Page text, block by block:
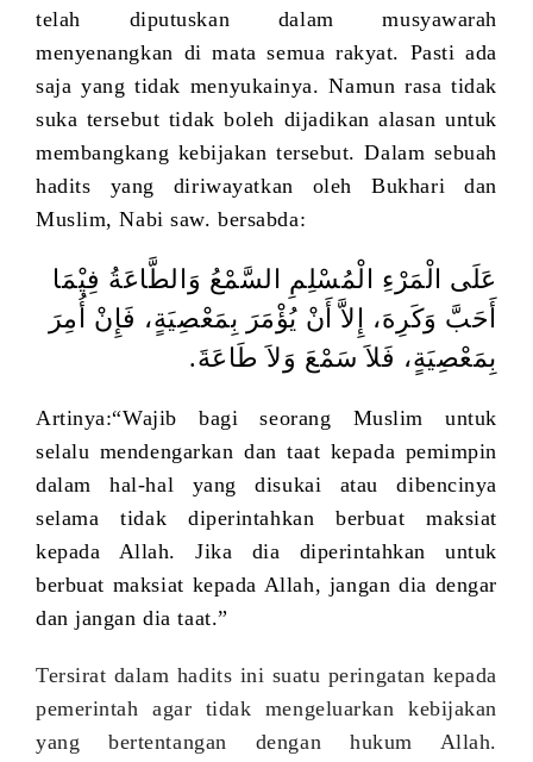
telah diputuskan dalam musyawarah
menyenangkan di mata semua rakyat. Pasti ada
saja yang tidak menyukainya. Namun rasa tidak
suka tersebut tidak boleh dijadikan alasan untuk
membangkang kebijakan tersebut. Dalam sebuah
hadits yang diriwayatkan oleh Bukhari dan
Muslim, Nabi saw. bersabda:
عَلَى الْمَرْءِ الْمُسْلِمِ السَّمْعُ وَالطَّاعَةُ فِيْمَا
أَحَبَّ وَكَرِهَ، إِلاَّ أَنْ يُؤْمَرَ بِمَعْصِيَةٍ، فَإِنْ أُمِرَ
بِمَعْصِيَةٍ، فَلاَ سَمْعَ وَلاَ طَاعَةَ.
Artinya:“Wajib bagi seorang Muslim untuk
selalu mendengarkan dan taat kepada pemimpin
dalam hal-hal yang disukai atau dibencinya
selama tidak diperintahkan berbuat maksiat
kepada Allah. Jika dia diperintahkan untuk
berbuat maksiat kepada Allah, jangan dia dengar
dan jangan dia taat.”
Tersirat dalam hadits ini suatu peringatan kepada
pemerintah agar tidak mengeluarkan kebijakan
yang bertentangan dengan hukum Allah.